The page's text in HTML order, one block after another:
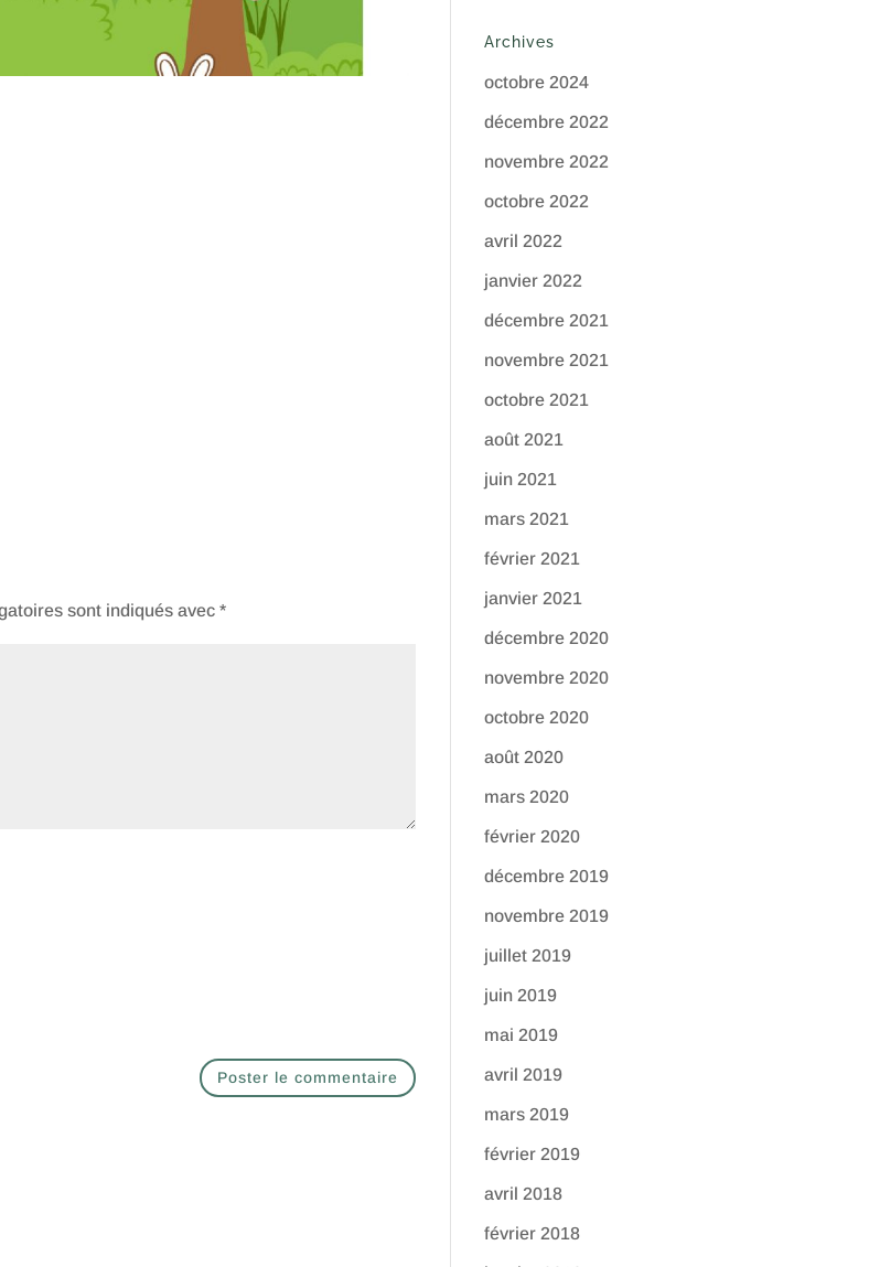
sont indiqués avec*
Archives
octobre 2024
décembre 2022
novembre 2022
octobre 2022
avril 2022
janvier 2022
décembre 2021
novembre 2021
octobre 2021
août 2021
juin 2021
mars 2021
février 2021
janvier 2021
décembre 2020
novembre 2020
octobre 2020
août 2020
mars 2020
février 2020
décembre 2019
novembre 2019
juillet 2019
juin 2019
mai 2019
avril 2019
mars 2019
février 2019
avril 2018
février 2018